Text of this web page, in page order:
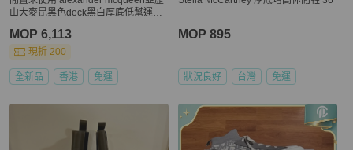
山大麥昆黑色deck黑白厚底低幫運動
MOP 6,113
現折 200
全新品 香港 免運
MOP 895
狀況良好 台灣 免運